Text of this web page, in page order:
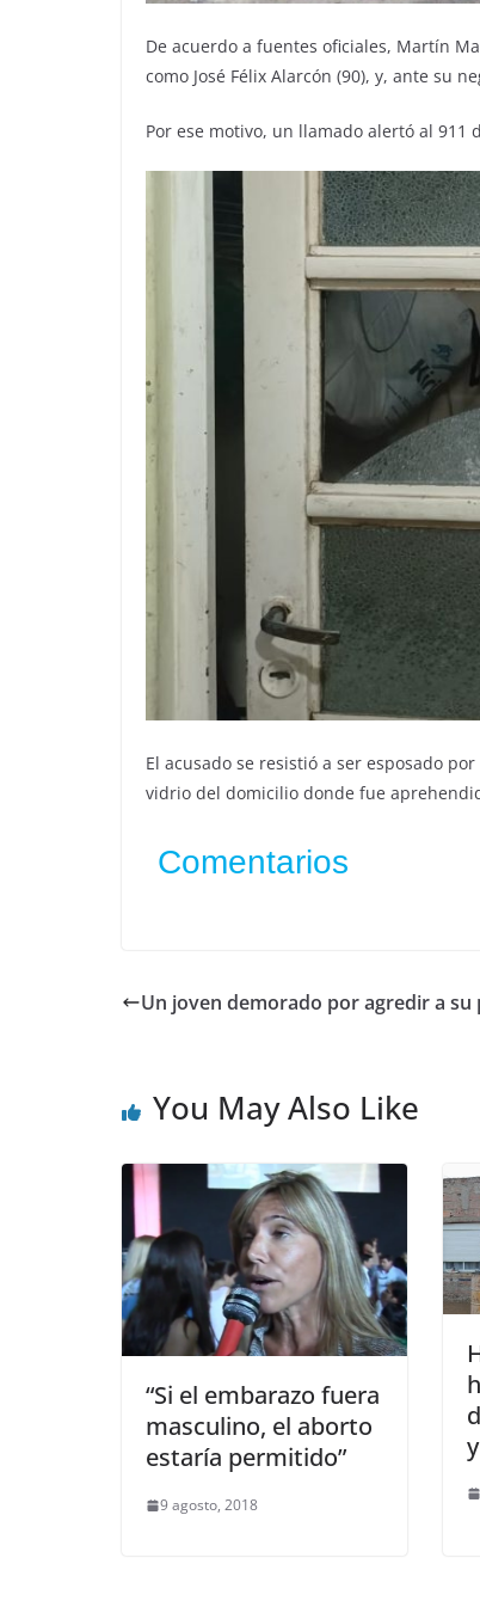
De acuerdo a fuentes oficiales, Martín
como José Félix Alarcón (90), y, ante su
Por ese motivo, un llamado alertó al 911
El acusado se resistió a ser esposado
vidrio del domicilio donde fue
Comentarios
Un joven demorado por agredir a su
You May Also Like
“Si el embarazo fuera
masculino, el aborto
estaría permitido”
9 agosto, 2018